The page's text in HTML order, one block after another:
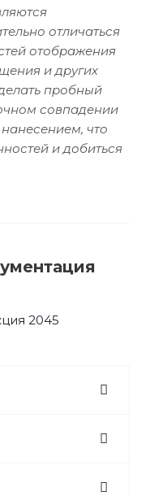
отличаться
отображения
и других
пробный
совпадении
что
и добиться
2045